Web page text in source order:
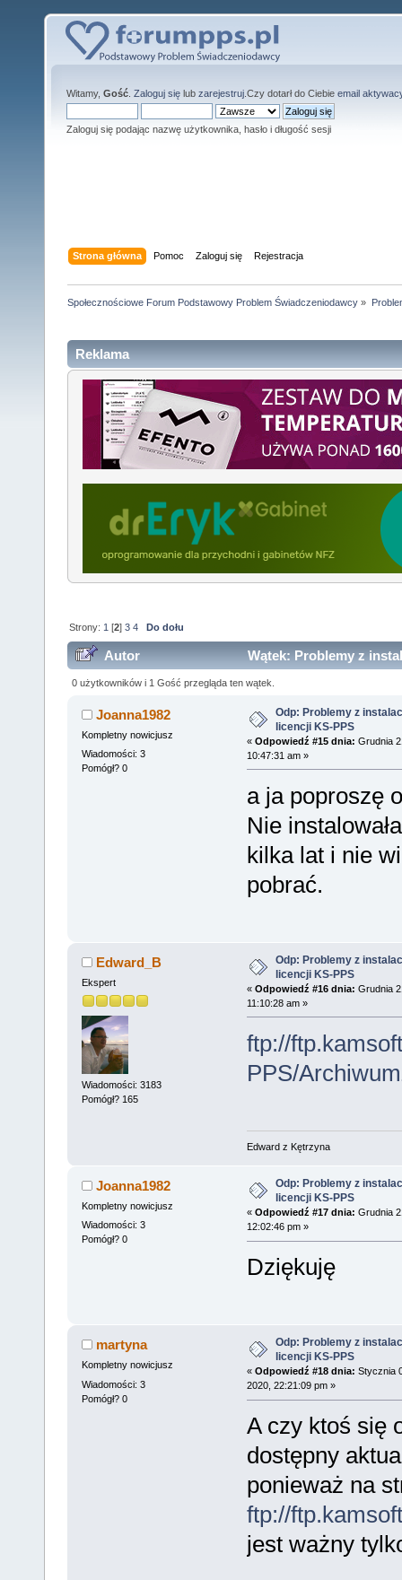
Witamy, Gość Zaloguj się lub zarejestruj .Czy dotarł do Ciebie email
Zaloguj się podając nazwę użytkownika, hasło i długość sesji
Strona główna Pomoc Zaloguj się Rejestracja
Społecznościowe Forum Podstawowy Problem Świadczeniodawcy »
Reklama
Strony: 1 [2]3 4 Do dołu
Autor
Wątek: Problemy z
103710 razy)
0 użytkowników i 1 Gość przegląda ten wątek.
Joanna1982
Kompletny nowicjusz
Wiadomości: 3
Pomógł? 0
Odp: Problemy z
licencji KS-PPS
« Odpowiedź #15 dnia: Grudnia
10:47:31 am »
a ja poproszę
Nie
kilka lat i nie
pobrać.
Edward_B
Ekspert
Wiadomości: 3183
Pomógł? 165
Odp: Problemy z
licencji KS-PPS
« Odpowiedź #16 dnia: Grudnia
11:10:28 am »
ftp://
PPS/
Edward z Kętrzyna
Joanna1982
Kompletny nowicjusz
Wiadomości: 3
Pomógł? 0
Odp: Problemy z
licencji KS-PPS
« Odpowiedź #17 dnia: Grudnia
12:02:46 pm »
Dziękuję
martyna
Kompletny nowicjusz
Wiadomości: 3
Pomógł? 0
Odp: Problemy z
licencji KS-PPS
« Odpowiedź #18 dnia: Stycznia
2020, 22:21:09 pm »
A czy ktoś się
dostępny
ponieważ na
ftp://
jest ważny